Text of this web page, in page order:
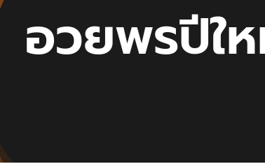
อวยพรปีใ